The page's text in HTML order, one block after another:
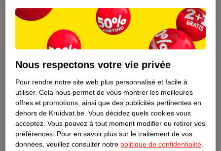
Plus d’informations
Informations sur la commande et la livraison
Voir aussi
Plus deRexona
Toute la catégorie Deodorants stick
Nous respectons votre vie privée
Pour rendre notre site web plus personnalisé et facile à
utiliser. Cela nous permet de vous montrer les meilleures
offres et promotions, ainsi que des publicités pertinentes en
dehors de Kruidvat.be. Vous décidez quels cookies vous
acceptez. Vous pouvez à tout moment modifier ou retirer vos
préférences. Pour en savoir plus sur le traitement de vos
données, veuillez consulter notre politique de confidentialité